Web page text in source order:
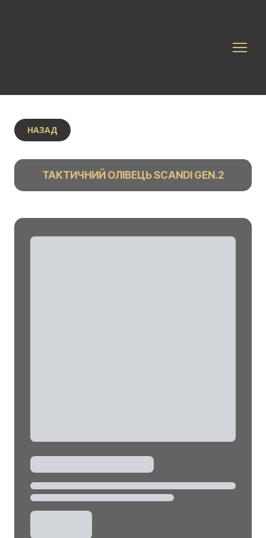
НАЗАД
ТАКТИЧНИЙ ОЛІВЕЦЬ SCANDI GEN.2